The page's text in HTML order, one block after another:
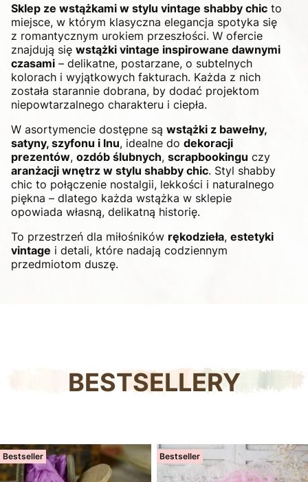
Sklep ze wstążkami w stylu vintage shabby chic to
miejsce, w którym klasyczna elegancja spotyka się
z romantycznym urokiem przeszłości. W ofercie
znajdują się wstążki vintage inspirowane dawnymi
czasami – delikatne, postarzane, o subtelnych
kolorach i wyjątkowych fakturach. Każda z nich
została starannie dobrana, by dodać projektom
niepowtarzalnego charakteru i ciepła.
W asortymencie dostępne są wstążki z bawełny,
satyny, szyfonu i lnu, idealne do dekoracji
prezentów, ozdób ślubnych, scrapbookingu czy
aranżacji wnętrz w stylu shabby chic. Styl shabby
chic to połączenie nostalgii, lekkości i naturalnego
piękna – dlatego każda wstążka w sklepie
opowiada własną, delikatną historię.
To przestrzeń dla miłośników rękodzieła, estetyki
vintage i detali, które nadają codziennym
przedmiotom duszę.
BESTSELLERY
Bestseller Bestseller